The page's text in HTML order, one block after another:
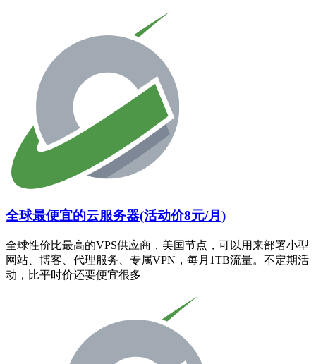
全球最便宜的云服务器(活动价8元/月)
全球性价比最高的VPS供应商，美国节点，可以用来部署小型
网站、博客、代理服务、专属VPN，每月1TB流量。不定期活
动，比平时价还要便宜很多